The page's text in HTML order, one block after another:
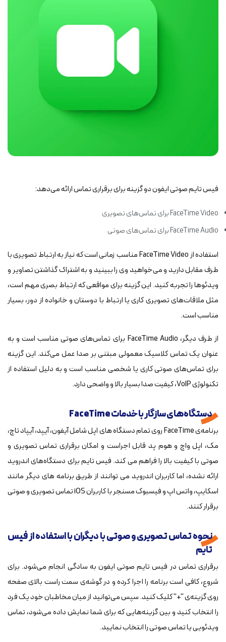
فیس تایم صوتی ايفون دو گزینه برای برقراری تماس ارائه می‌دهد:
FaceTime Video برای تماس‌های تصویری
FaceTime Audio برای تماس‌های صوتی
استفاده از FaceTime Video مناسب زمانی است که نیاز به ارتباط تصویری با
طرف مقابل دارید و می‌خواهید وی را ببینید و به اشتراک گذاشتن تصاویر و
ویدئوها را تجربه کنید. این گزینه برای مواقعی که ارتباط بصری مهم است،
مثل ملاقات‌های تصویری کاری یا ارتباط با دوستان و خانواده از دور، بسیار
مناسب است.
از طرف دیگر، FaceTime Audio برای تماس‌های صوتی مناسب است و به
عنوان یک تماس کلاسیک معمولی مبتنی بر صدا عمل می‌کند. این گزینه
برای تماس‌های صوتی کاری یا شخصی مناسب است و به دلیل استفاده از
تکنولوژی VoIP، کیفیت صدا بسیار بالا و واضحی دارد.
دستگاه‌های سازگار با خدمات FaceTime
برنامه‌ی FaceTime روی تمام دستگاه های اپل شامل آیفون، آیپد، آیپاد تاچ،
مک، اپل واچ و هوم پد قابل اجراست و امکان برقراری تماس تصویری و
صوتی با کیفیت بالا را فراهم می کند. فیس تایم برای دستگاه‌های اندروید
ارائه نشده، اما کاربران اندروید می توانند از طریق برنامه های دیگر مانند
اسکایپ، واتس اپ و فیسبوک مسنجر با کاربران iOS تماس تصویری و صوتی
برقرار کنند.
نحوه تماس تصویری و صوتی با دیگران با استفاده از فیس
تایم
برقراری تماس در فیس‌ تایم صوتی ايفون به سادگی انجام می‌شود. برای
شروع، کافی است برنامه را اجرا کرده و در گوشه‌ی سمت راست بالای صفحه
روی گزینه‌ی "+" کلیک کنید. سپس می‌توانید از میان مخاطبان خود یک فرد
را انتخاب کنید و بین گزینه‌هایی که برای شما نمایش داده می‌شود، تماس
ویدئویی یا تماس صوتی را انتخاب نمایید.